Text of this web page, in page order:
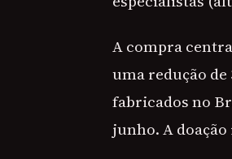
A compra
uma redução
fabricados no
junho. A